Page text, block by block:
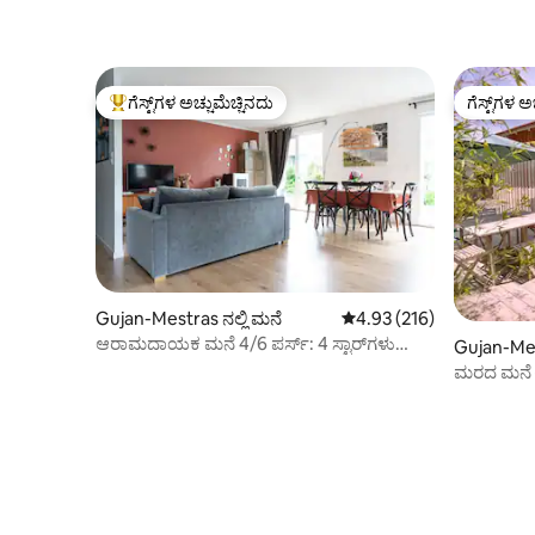
ಗೆಸ್ಟ್‌ಗಳಿಗೆ ಅತಿ ಹೆಚ್ಚು ಅಚ್ಚುಮೆಚ್ಚಿನದು
ಗೆಸ್ಟ್‌ಗಳ ಅಚ್ಚುಮೆಚ್ಚಿನದು
Gujan-Mestras ನಲ್ಲಿ ಮನೆ 5 ರಲ್ಲಿ 4.93 ಸರಾಸರಿ
4.93 (216)
ಆರಾಮದಾಯಕ ಮನೆ 4/6 ಪರ್ಸ್: 4 ಸ್ಟಾರ್‌ಗಳು
ಗೆಸ್ಟ್‌ಗಳ
ಗೆಸ್ಟ್‌ಗಳ
Gujan-
ಮರದ ಮನೆ